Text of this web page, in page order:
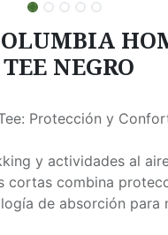
NEGRO
Protección y
y actividades al
cortas combina
de absorción para